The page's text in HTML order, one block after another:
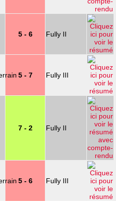
5 - 6 Fully II
5 - 7 Fully III
7 - 2 Fully II
5 - 6 Fully III